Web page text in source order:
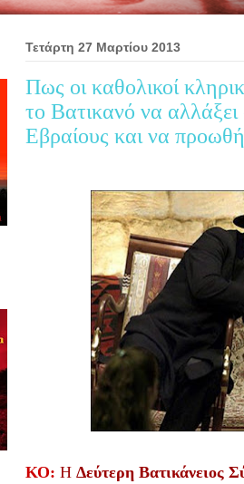
Τετάρτη 27 Μαρτίου 2013
Πως οι καθολικοί
το Βατικανό να
Εβραίους και να
ΚΟ: Η Δεύτερη Βατικάνειος